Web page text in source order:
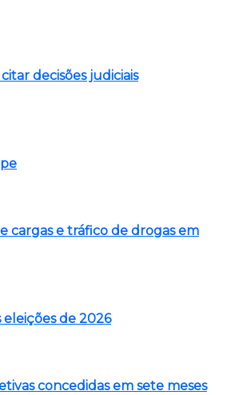
decisões judiciais
cargas e tráfico de drogas em
eleições de 2026
concedidas em sete meses